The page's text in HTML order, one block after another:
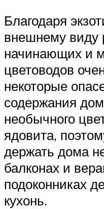
Благодаря
внешнему виду
начинающих и
цветоводов
некоторые
содержания
необычного
ядовита,
держать дома
балконах и
подоконниках
кухонь.